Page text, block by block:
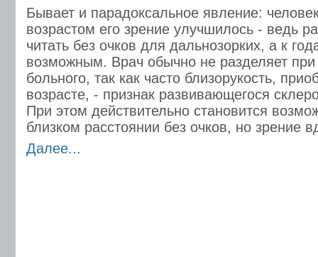
Бывает и парадоксальное явление:
возрастом его зрение улучшилось - ведь
читать без очков для дальнозорких, а к
возможным. Врач обычно не разделяет при
больного, так как часто близорукость,
возрасте, - признак развивающегося
При этом действительно становится
близком расстоянии без очков, но зрение
Далее...